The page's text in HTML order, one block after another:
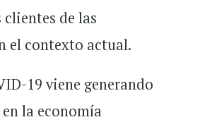
de las
el contexto actual.
19 viene generando
la economía